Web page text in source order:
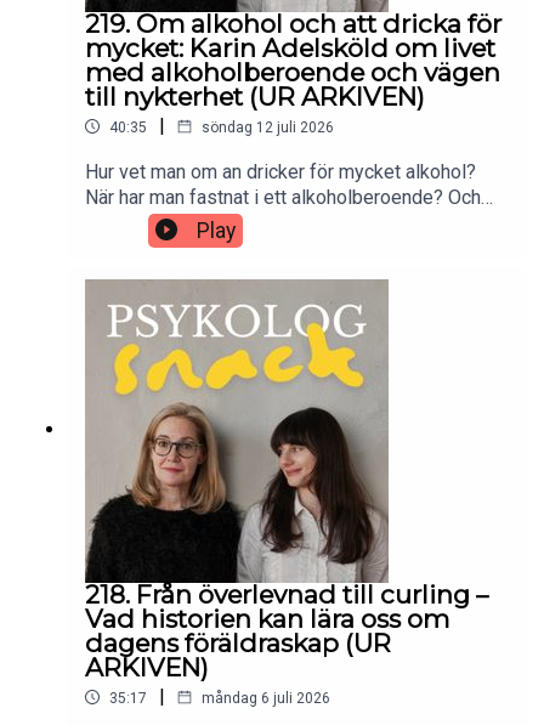
219. Om alkohol och att dricka för
mycket: Karin Adelsköld om livet
med alkoholberoende och vägen
till nykterhet (UR ARKIVEN)
40:35 | söndag 12 juli 2026
Hur vet man om an dricker för mycket alkohol?
När har man fastnat i ett alkoholberoende? Och
hur tar man de första stegen mot förändring? I det
här avsnittet berättar Karin Adelsköld om sin egen
igenkänning och hopp.Ljud: Straydog Studios
Play
218. Från överlevnad till curling –
Vad historien kan lära oss om
dagens föräldraskap (UR
ARKIVEN)
35:17 | måndag 6 juli 2026